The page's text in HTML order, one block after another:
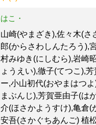
はこ・
山崎(やまざき),佐々木(さ
郎(からさわしんたろう),
村みゆき(にしむら),岩崎
ょうえい),徹子(てつこ),
ー,小山初代(おやまはつ
まぶんじ),芳賀亜由子(は
介(ほさかようすけ),亀倉(
安吾(さかぐちあんご) 植